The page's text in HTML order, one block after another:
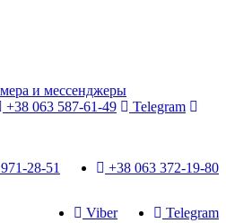
и мессенджеры
+38 063 587-61-49
Telegram
+38 063 372-19-80
28-51
Telegram
Viber